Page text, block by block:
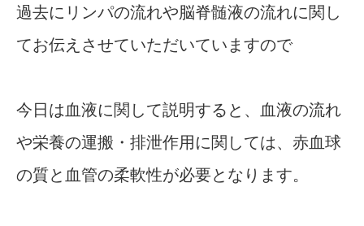
過去にリンパの流れや脳脊髄液の流れに関し
てお伝えさせていただいていますので
今日は血液に関して説明すると、血液の流れ
や栄養の運搬・排泄作用に関しては、赤血球
の質と血管の柔軟性が必要となります。